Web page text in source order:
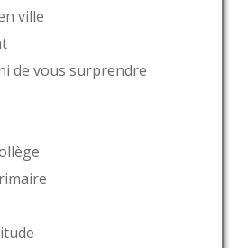
ville
de vous surprendre